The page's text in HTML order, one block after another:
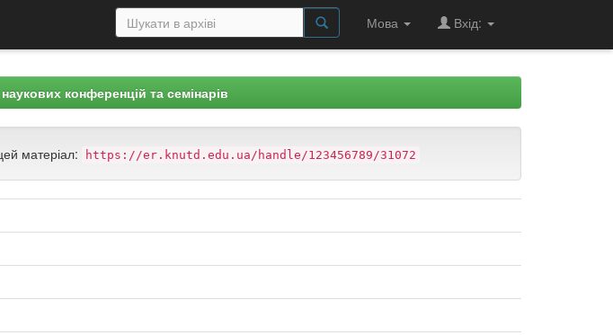
Мова Вхід:
конференцій та семінарів
матеріал: https://er.knutd.edu.ua/handle/123456789/31072